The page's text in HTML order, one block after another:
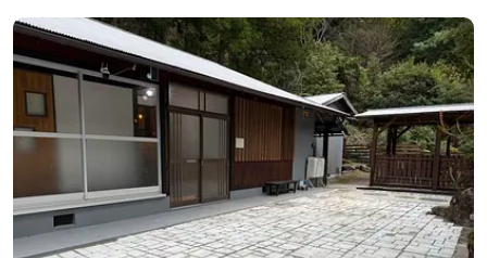
時をお過ごしください。 2023年6月よりペット可となりました。